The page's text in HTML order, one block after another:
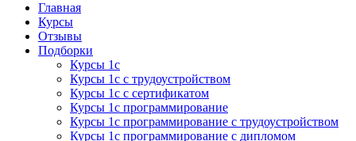
Курсы 1С
Курсы 1С официальная сертификация
Главная
Курсы
Отзывы
Подборки
Курсы 1с
Курсы 1с с трудоустройством
Курсы 1с с сертификатом
Курсы 1с программирование
Курсы 1с программирование с трудоустройством
Курсы 1с программирование с дипломом